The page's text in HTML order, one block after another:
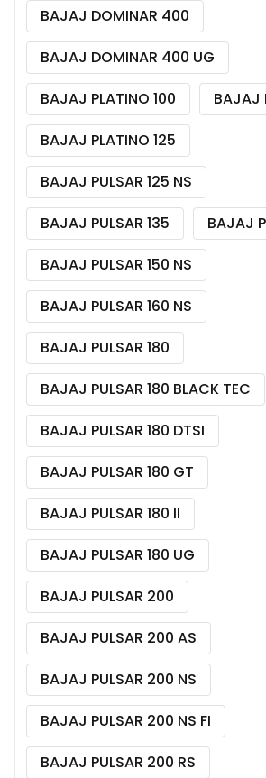
BAJAJ DOMINAR 400
BAJAJ DOMINAR 400 UG
BAJAJ PLATINO 100
BAJAJ
BAJAJ PLATINO 125
BAJAJ PULSAR 125 NS
BAJAJ PULSAR 135
BAJAJ
BAJAJ PULSAR 150 NS
BAJAJ PULSAR 160 NS
BAJAJ PULSAR 180
BAJAJ PULSAR 180 BLACK TEC
BAJAJ PULSAR 180 DTSI
BAJAJ PULSAR 180 GT
BAJAJ PULSAR 180 II
BAJAJ PULSAR 180 UG
BAJAJ PULSAR 200
BAJAJ PULSAR 200 AS
BAJAJ PULSAR 200 NS
BAJAJ PULSAR 200 NS FI
BAJAJ PULSAR 200 RS